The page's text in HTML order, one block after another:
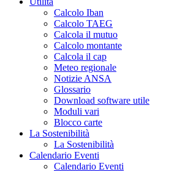
Calcolo Iban
Calcolo TAEG
Calcola il mutuo
Calcolo montante
Calcola il cap
Meteo regionale
Notizie ANSA
Glossario
Download software utile
Moduli vari
Blocco carte
La Sostenibilità
La Sostenibilità
Calendario Eventi
Calendario Eventi